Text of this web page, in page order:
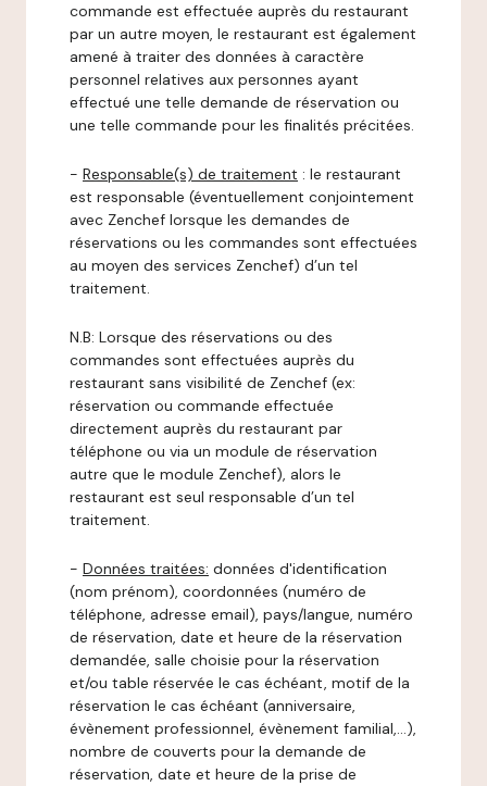
commande est effectuée auprès du restaurant
par un autre moyen, le restaurant est également
amené à traiter des données à caractère
personnel relatives aux personnes ayant
effectué une telle demande de réservation ou
une telle commande pour les finalités précitées.
- Responsable(s) de traitement : le restaurant
est responsable (éventuellement conjointement
avec Zenchef lorsque les demandes de
réservations ou les commandes sont effectuées
au moyen des services Zenchef) d’un tel
traitement.
N.B: Lorsque des réservations ou des
commandes sont effectuées auprès du
restaurant sans visibilité de Zenchef (ex:
réservation ou commande effectuée
directement auprès du restaurant par
téléphone ou via un module de réservation
autre que le module Zenchef), alors le
restaurant est seul responsable d’un tel
traitement.
- Données traitées: données d'identification
(nom prénom), coordonnées (numéro de
téléphone, adresse email), pays/langue, numéro
de réservation, date et heure de la réservation
demandée, salle choisie pour la réservation
et/ou table réservée le cas échéant, motif de la
réservation le cas échéant (anniversaire,
évènement professionnel, évènement familial,…),
nombre de couverts pour la demande de
réservation, date et heure de la prise de